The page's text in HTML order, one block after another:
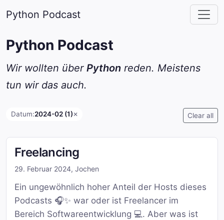
Python Podcast
Python Podcast
Wir wollten über Python reden. Meistens
tun wir das auch.
Datum:2024-02 (1)✕ Clear all
Freelancing
29. Februar 2024, Jochen
Ein ungewöhnlich hoher Anteil der Hosts dieses
Podcasts 🎧✨ war oder ist Freelancer im
Bereich Softwareentwicklung 💻. Aber was ist